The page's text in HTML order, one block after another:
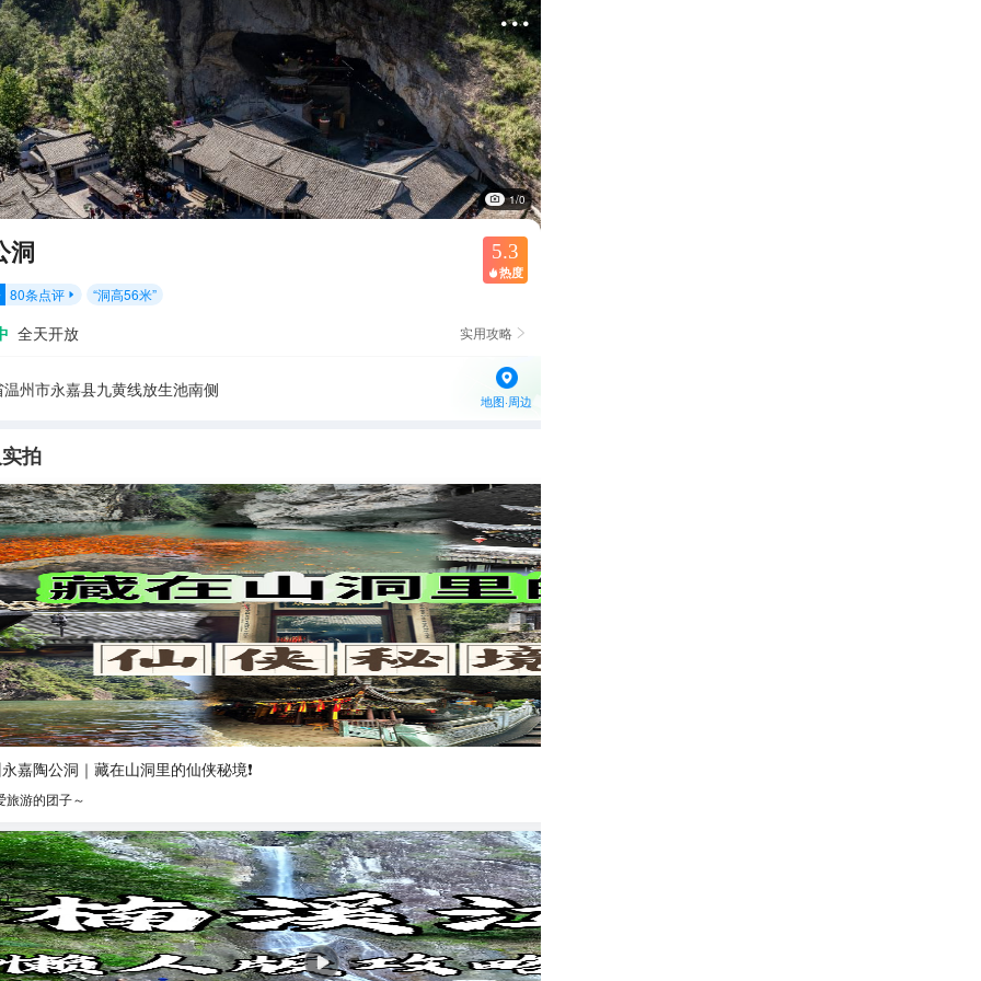

1/0
洞 5.3
 热度
80条点评  “洞高56米”
全天开放 实用攻略 
州市永嘉县九黄线放生池南侧
地图·周边
拍
嘉陶公洞｜藏在山洞里的仙侠秘境❗️
旅游的团子～